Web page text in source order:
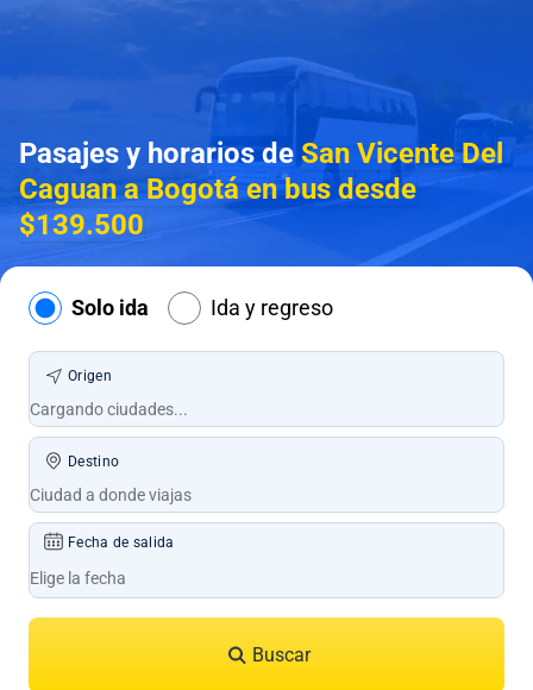
Pasajes y horarios de San Vicente Del
Caguan a Bogotá en bus desde
$139.500
Solo ida Ida y regreso
Origen
Destino
Fecha de salida
Buscar